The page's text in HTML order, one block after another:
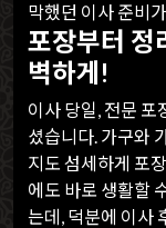
막했던 이사 준비
포장부터 정
벽하게!
이사 당일, 전문 포
셨습니다. 가구와
지도 섬세하게 포
에도 바로 생활할
는데, 덕분에 이사